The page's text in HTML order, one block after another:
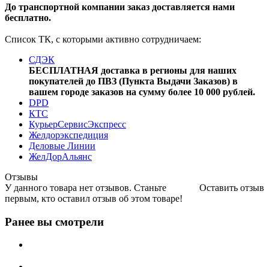
До транспортной компании заказ доставляется нами
бесплатно.
Список ТК, с которыми активно сотрудничаем:
СДЭК
БЕСПЛАТНАЯ доставка в регионы для наших
покупателей до ПВЗ (Пункта Выдачи Заказов) в
вашем городе заказов на сумму более 10 000 рублей.
DPD
КТС
КурьерСервисЭкспресс
Желдорэкспедиция
Деловые Линии
ЖелДорАльянс
Отзывы
Оставить отзыв
У данного товара нет отзывов. Станьте
первым, кто оставил отзыв об этом товаре!
Ранее вы смотрели